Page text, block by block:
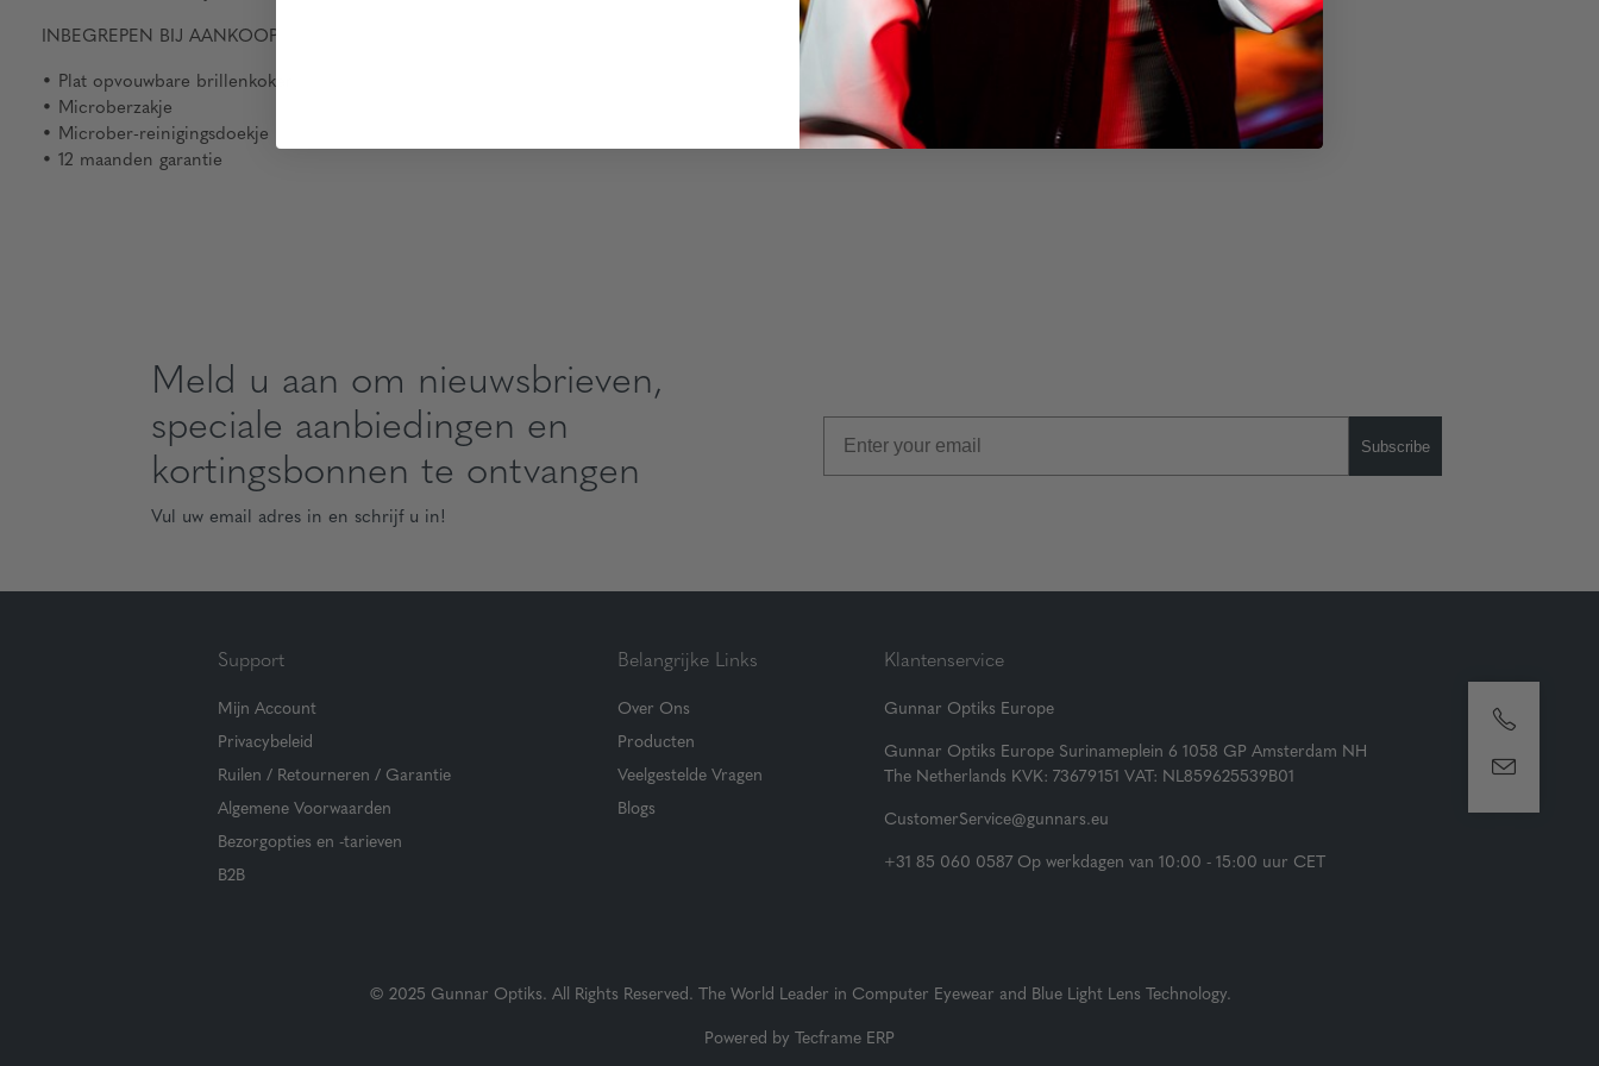
INBEGREPEN BIJ AANKOOP
• Plat opvouwbare brillenkoker
• Microberzakje
• Microber-reinigingsdoekje
• 12 maanden garantie
Meld u aan om nieuwsbrieven,
speciale aanbiedingen en
kortingsbonnen te ontvangen
Vul uw email adres in en schrijf u in!
Subscribe
Support
Mijn Account
Privacybeleid
Ruilen / Retourneren / Garantie
Algemene Voorwaarden
Bezorgopties en -tarieven
B2B
Belangrijke Links
Over Ons
Producten
Veelgestelde Vragen
Blogs
Klantenservice
Gunnar Optiks Europe
Gunnar Optiks Europe Surinameplein 6 1058 GP Amsterdam NH
The Netherlands KVK: 73679151 VAT: NL859625539B01
CustomerService@gunnars.eu
+31 85 060 0587 Op werkdagen van 10:00 - 15:00 uur CET
© 2025 Gunnar Optiks. All Rights Reserved. The World Leader in Computer Eyewear and Blue Light Lens Technology.
Powered by Tecframe ERP